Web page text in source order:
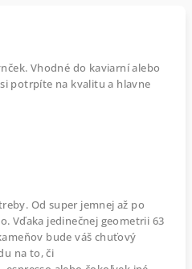
Vhodné do kaviarní alebo
potrpíte na kvalitu a hlavne
Od super jemnej až po
Vďaka jedinečnej geometrii 63
bude váš chuťový
na to, či